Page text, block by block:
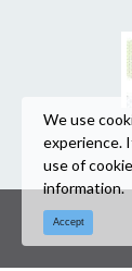
We use
experience.
use of
information.
Accept